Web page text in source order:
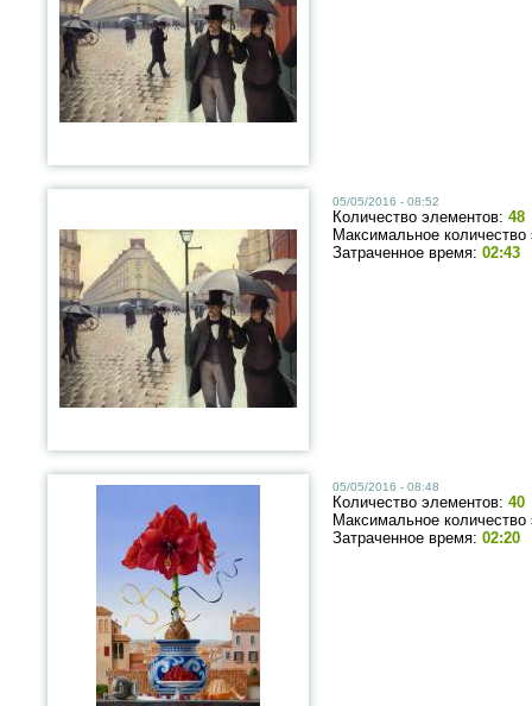
05/05/2016 - 08:52
Количество элементов: 48
Максимальное
Затраченное время: 02:43
05/05/2016 - 08:48
Количество элементов: 40
Максимальное
Затраченное время: 02:20